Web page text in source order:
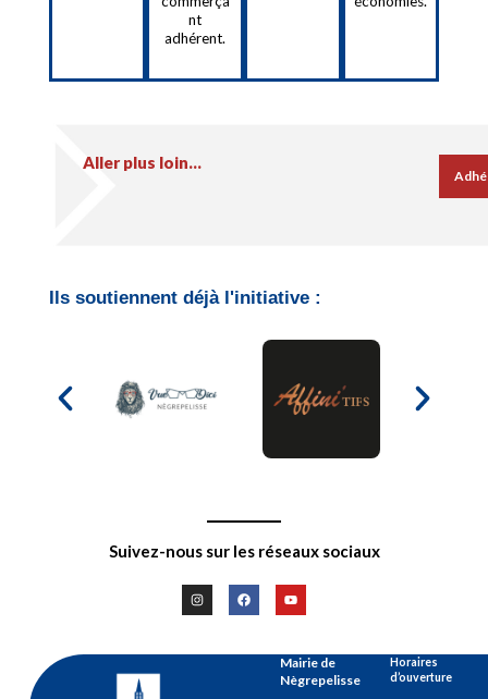
nt
adhérent.
Aller plus loin...
Ils soutiennent déjà l'initiative :
Suivez-nous sur les réseaux sociaux
Mairie de
Nègrepelisse
Horaires
d’ouverture